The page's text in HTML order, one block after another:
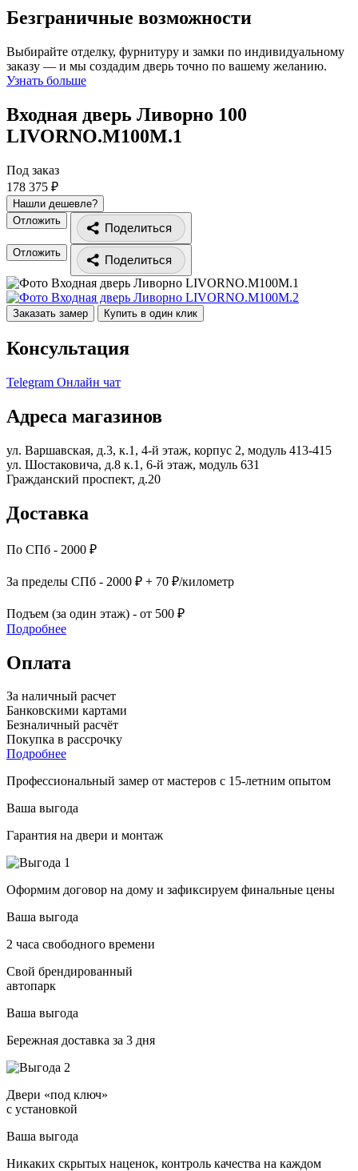
Безграничные возможности
Выбирайте отделку, фурнитуру и замки по индивидуальному
заказу — и мы создадим дверь точно по вашему желанию.
Узнать больше
Входная дверь Ливорно 100
LIVORNO.M100M.1
Под заказ
178 375 ₽
Нашли дешевле?
Отложить
Поделиться
Отложить
Поделиться
Заказать замер Купить в один клик
Консультация
Telegram Онлайн чат
Адреса магазинов
ул. Варшавская, д.3, к.1, 4-й этаж, корпус 2, модуль 413-415
ул. Шостаковича, д.8 к.1, 6-й этаж, модуль 631
Гражданский проспект, д.20
Доставка
По СПб - 2000 ₽
За пределы СПб - 2000 ₽ + 70 ₽/километр
Подъем (за один этаж) - от 500 ₽
Подробнее
Оплата
За наличный расчет
Банковскими картами
Безналичный расчёт
Покупка в рассрочку
Подробнее
Профессиональный замер от мастеров с 15-летним опытом
Ваша выгода
Гарантия на двери и монтаж
Оформим договор на дому и зафиксируем финальные цены
Ваша выгода
2 часа свободного времени
Свой брендированный
автопарк
Ваша выгода
Бережная доставка за 3 дня
Двери «под ключ»
с установкой
Ваша выгода
Никаких скрытых наценок, контроль качества на каждом